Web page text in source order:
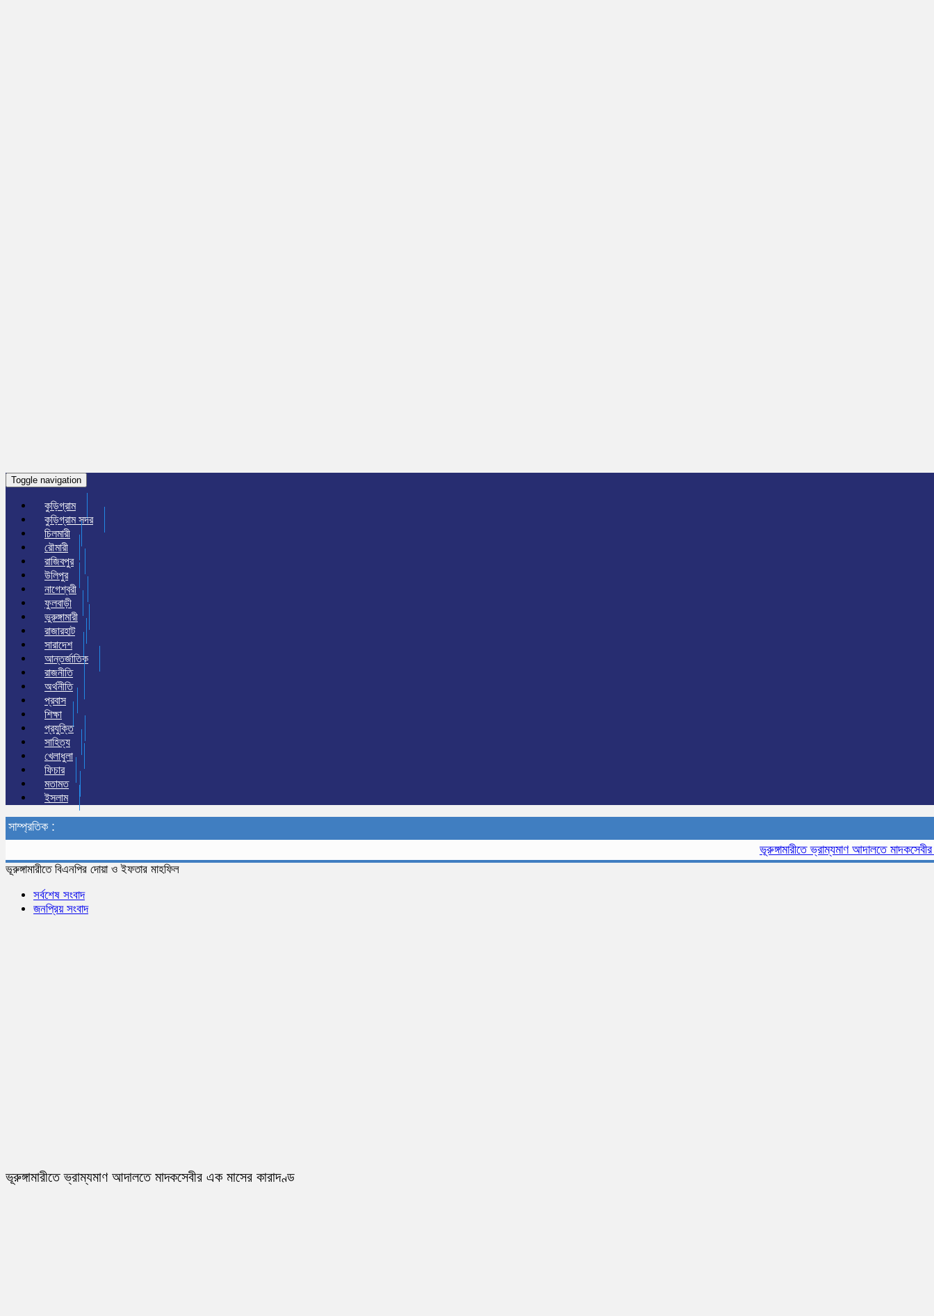
Toggle navigation
কুড়িগ্রাম
কুড়িগ্রাম সদর
চিলমারী
রৌমারী
রাজিবপুর
উলিপুর
নাগেশ্বরী
ফুলবাড়ী
ভুরুঙ্গামারী
রাজারহাট
সারাদেশ
আন্তর্জাতিক
রাজনীতি
অর্থনীতি
প্রবাস
শিক্ষা
প্রযুক্তি
সাহিত্য
খেলাধুলা
ফিচার
মতামত
ইসলাম
সাম্প্রতিক :
ভূরুঙ্গামারীতে ভ্রাম্যমাণ আদালতে মাদকসেবীর এক
ভূরুঙ্গামারীতে বিএনপির দোয়া ও ইফতার মাহফিল
সর্বশেষ সংবাদ
জনপ্রিয় সংবাদ
ভূরুঙ্গামারীতে ভ্রাম্যমাণ আদালতে মাদকসেবীর এক মাসের কারাদণ্ড